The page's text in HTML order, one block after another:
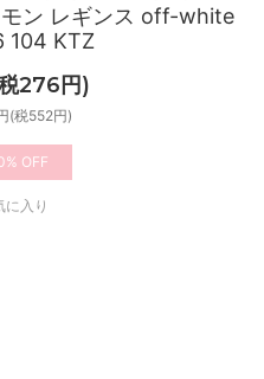
モン レギンス off-white
104 KTZ
276円)
(税552円)
に入り